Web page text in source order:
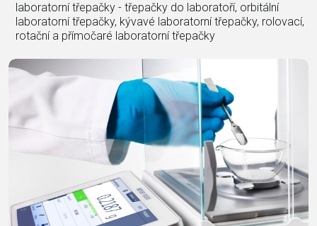
laboratorní třepačky - třepačky do laboratoří, orbitální
laboratorní třepačky, kývavé laboratorní třepačky, rolovací,
rotační a přímočaré laboratorní třepačky